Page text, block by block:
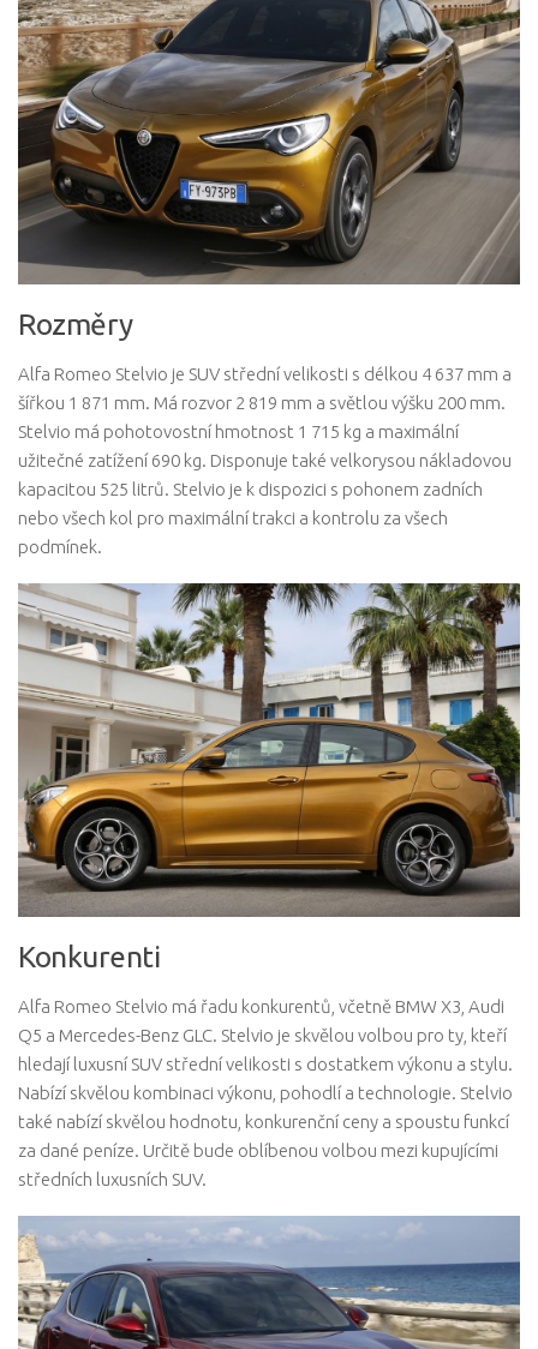
Rozměry
Alfa Romeo Stelvio je SUV střední velikosti s délkou 4 637 mm a
šířkou 1 871 mm. Má rozvor 2 819 mm a světlou výšku 200 mm.
Stelvio má pohotovostní hmotnost 1 715 kg a maximální
užitečné zatížení 690 kg. Disponuje také velkorysou nákladovou
kapacitou 525 litrů. Stelvio je k dispozici s pohonem zadních
nebo všech kol pro maximální trakci a kontrolu za všech
podmínek.
Konkurenti
Alfa Romeo Stelvio má řadu konkurentů, včetně BMW X3, Audi
Q5 a Mercedes-Benz GLC. Stelvio je skvělou volbou pro ty, kteří
hledají luxusní SUV střední velikosti s dostatkem výkonu a stylu.
Nabízí skvělou kombinaci výkonu, pohodlí a technologie. Stelvio
také nabízí skvělou hodnotu, konkurenční ceny a spoustu funkcí
za dané peníze. Určitě bude oblíbenou volbou mezi kupujícími
středních luxusních SUV.